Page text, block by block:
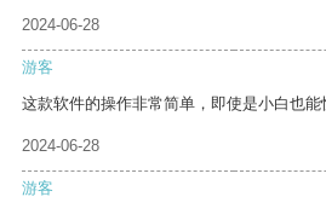
2024-06-28
游客
这款软件的操作非常简单，即使是小白也能
2024-06-28
游客